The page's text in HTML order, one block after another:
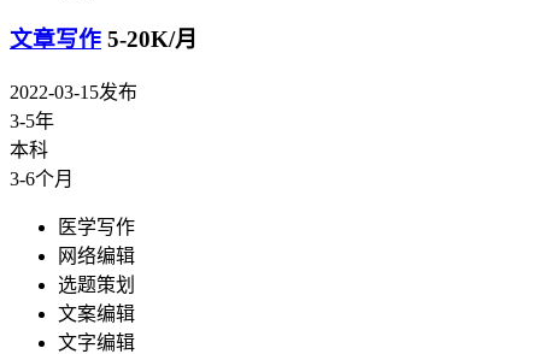
文章写作 5-20K/月
2022-03-15发布
3-5年
本科
3-6个月
医学写作
网络编辑
选题策划
文案编辑
文字编辑